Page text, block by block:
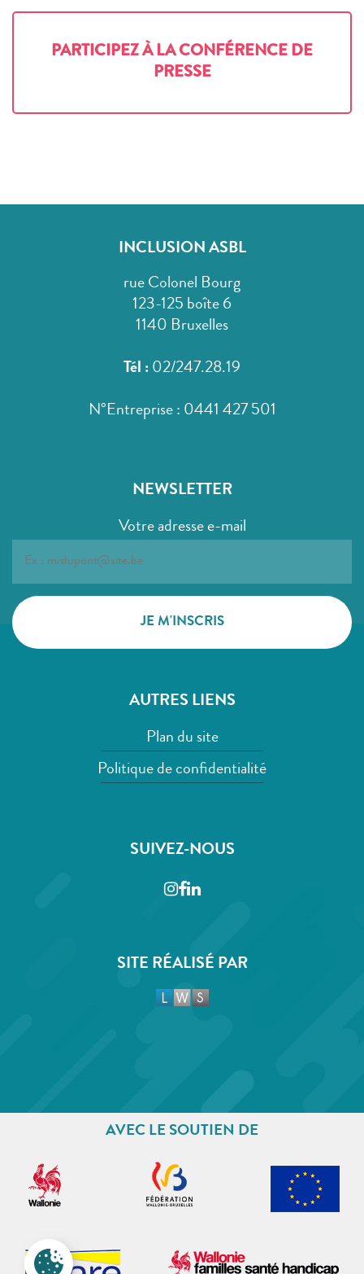
PARTICIPEZ À LA CONFÉRENCE DE
PRESSE
INCLUSION ASBL
rue Colonel Bourg
123-125 boîte 6
1140 Bruxelles
Tél : 02/247.28.19
N°Entreprise : 0441 427 501
NEWSLETTER
Votre adresse e-mail
AUTRES LIENS
Plan du site
Politique de confidentialité
SUIVEZ-NOUS
Instagram
Facebook
LinkedIn
SITE RÉALISÉ PAR
AVEC LE SOUTIEN DE